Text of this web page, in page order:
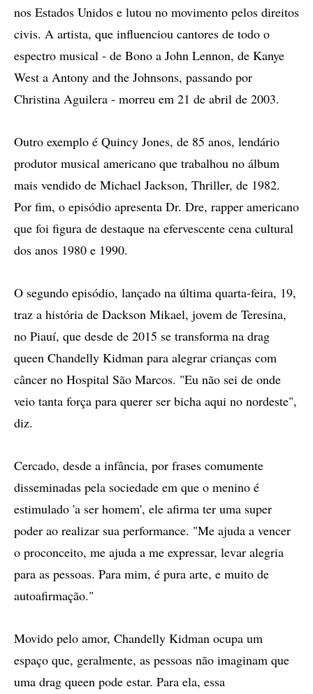
nos Estados Unidos e lutou no movimento pelos direitos
civis. A artista, que influenciou cantores de todo o
espectro musical - de Bono a John Lennon, de Kanye
West a Antony and the Johnsons, passando por
Christina Aguilera - morreu em 21 de abril de 2003.
Outro exemplo é Quincy Jones, de 85 anos, lendário
produtor musical americano que trabalhou no álbum
mais vendido de Michael Jackson, Thriller, de 1982.
Por fim, o episódio apresenta Dr. Dre, rapper americano
que foi figura de destaque na efervescente cena cultural
dos anos 1980 e 1990.
O segundo episódio, lançado na última quarta-feira, 19,
traz a história de Dackson Mikael, jovem de Teresina,
no Piauí, que desde de 2015 se transforma na drag
queen Chandelly Kidman para alegrar crianças com
câncer no Hospital São Marcos. "Eu não sei de onde
veio tanta força para querer ser bicha aqui no nordeste",
diz.
Cercado, desde a infância, por frases comumente
disseminadas pela sociedade em que o menino é
estimulado 'a ser homem', ele afirma ter uma super
poder ao realizar sua performance. "Me ajuda a vencer
o proconceito, me ajuda a me expressar, levar alegria
para as pessoas. Para mim, é pura arte, e muito de
autoafirmação."
Movido pelo amor, Chandelly Kidman ocupa um
espaço que, geralmente, as pessoas não imaginam que
uma drag queen pode estar. Para ela, essa